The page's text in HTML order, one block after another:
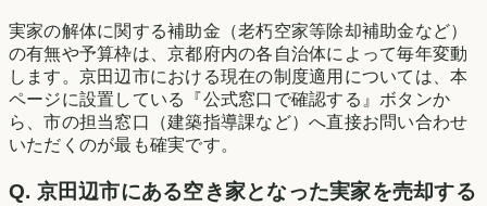
実家の解体に関する補助金（老朽空家等除却補助金など）
の有無や予算枠は、京都府内の各自治体によって毎年変動
します。京田辺市における現在の制度適用については、本
ページに設置している『公式窓口で確認する』ボタンか
ら、市の担当窓口（建築指導課など）へ直接お問い合わせ
いただくのが最も確実です。
Q. 京田辺市にある空き家となった実家を売却する